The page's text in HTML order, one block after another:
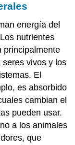
energía del
nutrientes
principalmente
vivos y los
El
es absorbido
cambian el
pueden usar.
a los animales
que